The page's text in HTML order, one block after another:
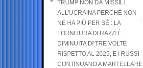
TRUMP NON DÀ MISSILI
ALL’UCRAINA PERCHÉ NON
NE HA PIÙ PER SÉ : LA
FORNITURA DI RAZZI È
DIMINUITA DI TRE VOLTE
RISPETTO AL 2025, E I RUSSI
CONTINUANO A MARTELLARE